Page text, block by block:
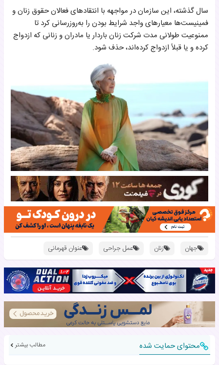
سال گذشته، این سازمان در مواجهه با انتقادهای فعالان حقوق زنان و
فمینیست‌ها معیارهای واجد شرایط بودن را به‌روزرسانی کرد تا
ممنوعیت طولانی مدت شرکت زنان باردار یا مادران و زنانی که ازدواج
کرده و یا قبلاً ازدواج کرده‌اند، حذف شود.
جهان زنان عمل جراحی عنوان قهرمانی
محتوای حمایت شده مطالب بیشتر